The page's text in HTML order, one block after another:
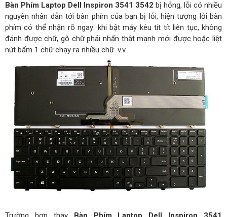
Bàn Phím Laptop Dell Inspiron 3541 3542 bị hỏng, lỗi có nhiều
nguyên nhân dẫn tới bàn phím của bạn bị lỗi, hiện tượng lỗi bàn
phím có thể nhận rõ ngay: khi bật máy kêu tít tít liên tục, không
đánh được chữ, gõ chữ phải nhấn thật mạnh mới được hoặc liệt
nút bấm 1 chữ chạy ra nhiều chữ .v.v…